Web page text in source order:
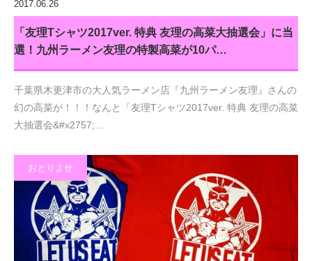
2017.06.26
「友理Tシャツ2017ver. 特典 友理の高菜大抽選会」に当
選！九州ラーメン友理の特製高菜が10パ…
千葉県木更津市の大人気ラーメン店『九州ラーメン友理』さんの
幻の高菜が！！！なんと「友理Tシャツ2017ver. 特典 友理の高菜
大抽選会&#x2757;…
おとりよせ